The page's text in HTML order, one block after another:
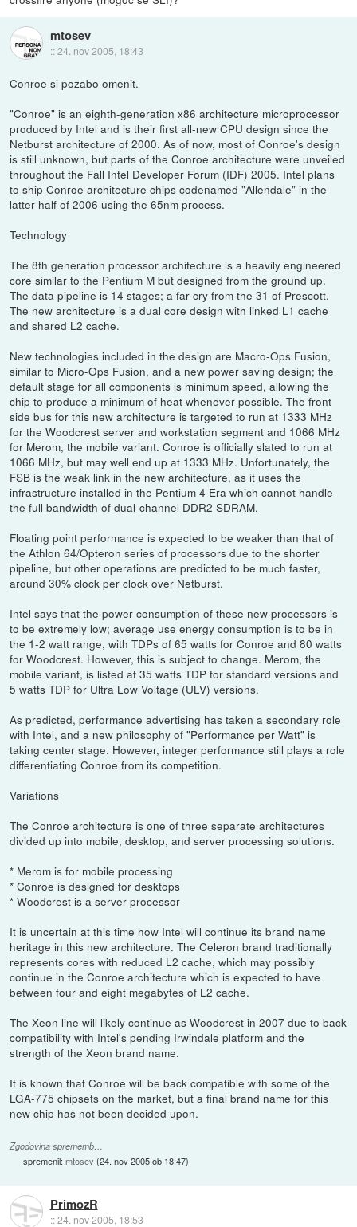
mtosev
::24. nov 2005, 18:43
Conroe si pozabo omenit.
"Conroe" is an eighth-generation x86 architecture microprocessor
produced by Intel and is their first all-new CPU design since the
Netburst architecture of 2000. As of now, most of Conroe's design
is still unknown, but parts of the Conroe architecture were unveiled
throughout the Fall Intel Developer Forum (IDF) 2005. Intel plans
to ship Conroe architecture chips codenamed "Allendale" in the
latter half of 2006 using the 65nm process.
Technology
The 8th generation processor architecture is a heavily engineered
core similar to the Pentium M but designed from the ground up.
The data pipeline is 14 stages; a far cry from the 31 of Prescott.
The new architecture is a dual core design with linked L1 cache
and shared L2 cache.
New technologies included in the design are Macro-Ops Fusion,
similar to Micro-Ops Fusion, and a new power saving design; the
default stage for all components is minimum speed, allowing the
chip to produce a minimum of heat whenever possible. The front
side bus for this new architecture is targeted to run at 1333 MHz
for the Woodcrest server and workstation segment and 1066 MHz
for Merom, the mobile variant. Conroe is officially slated to run at
1066 MHz, but may well end up at 1333 MHz. Unfortunately, the
FSB is the weak link in the new architecture, as it uses the
infrastructure installed in the Pentium 4 Era which cannot handle
the full bandwidth of dual-channel DDR2 SDRAM.
Floating point performance is expected to be weaker than that of
the Athlon 64/Opteron series of processors due to the shorter
pipeline, but other operations are predicted to be much faster,
around 30% clock per clock over Netburst.
Intel says that the power consumption of these new processors is
to be extremely low; average use energy consumption is to be in
the 1-2 watt range, with TDPs of 65 watts for Conroe and 80 watts
for Woodcrest. However, this is subject to change. Merom, the
mobile variant, is listed at 35 watts TDP for standard versions and
5 watts TDP for Ultra Low Voltage (ULV) versions.
As predicted, performance advertising has taken a secondary role
with Intel, and a new philosophy of "Performance per Watt" is
taking center stage. However, integer performance still plays a role
differentiating Conroe from its competition.
Variations
The Conroe architecture is one of three separate architectures
divided up into mobile, desktop, and server processing solutions.
* Merom is for mobile processing
* Conroe is designed for desktops
* Woodcrest is a server processor
It is uncertain at this time how Intel will continue its brand name
heritage in this new architecture. The Celeron brand traditionally
represents cores with reduced L2 cache, which may possibly
continue in the Conroe architecture which is expected to have
between four and eight megabytes of L2 cache.
The Xeon line will likely continue as Woodcrest in 2007 due to back
compatibility with Intel's pending Irwindale platform and the
strength of the Xeon brand name.
It is known that Conroe will be back compatible with some of the
LGA-775 chipsets on the market, but a final brand name for this
new chip has not been decided upon.
Zgodovina sprememb…
spremenil:mtosev(24. nov 2005 ob 18:47)
PrimozR
::24. nov 2005, 18:53